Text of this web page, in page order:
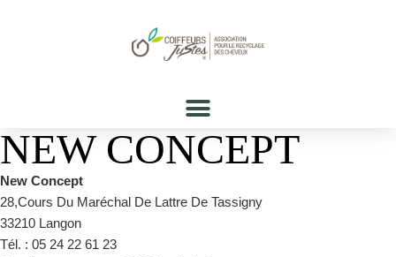
NEW CONCEPT
New Concept
28,Cours Du Maréchal De Lattre De Tassigny
33210 Langon
Tél. : 05 24 22 61 23